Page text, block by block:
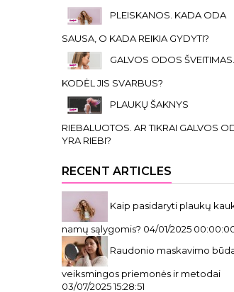
PLEISKANOS. KADA ODA
SAUSA, O KADA REIKIA GYDYTI?
GALVOS ODOS ŠVEITIMAS.
KODĖL JIS SVARBUS?
PLAUKŲ ŠAKNYS
RIEBALUOTOS. AR TIKRAI GALVOS
YRA RIEBI?
RECENT ARTICLES
Kaip pasidaryti plaukų
namų sąlygomis? 04/01/2025
Raudonio maskavimo
veiksmingos priemonės ir metodai
03/07/2025 15:28:51